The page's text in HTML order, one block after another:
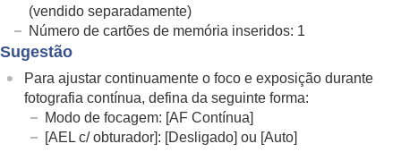
(vendido separadamente)
Número de cartões de memória inseridos: 1
Sugestão
Para ajustar continuamente o foco e exposição durante
fotografia contínua, defina da seguinte forma:
Modo de focagem: [AF Contínua]
[AEL c/ obturador]: [Desligado] ou [Auto]